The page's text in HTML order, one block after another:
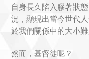
自身長久陷入膠著狀
況，顯現出當今世代
於我們關係中的大小難
然而，基督徒呢？